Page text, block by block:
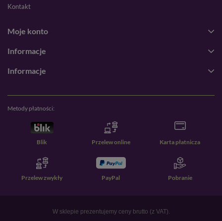
Kontakt
Moje konto
Informacje
Informacje
Metody płatności:
Blik Przelew online Karta płatnicza
Przelew zwykły PayPal Pobranie
W sklepie prezentujemy ceny brutto (z VAT).